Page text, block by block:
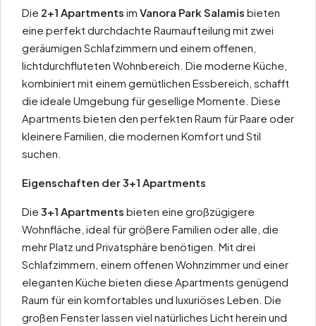
Die 2+1 Apartments im Vanora Park Salamis bieten
eine perfekt durchdachte Raumaufteilung mit zwei
geräumigen Schlafzimmern und einem offenen,
lichtdurchfluteten Wohnbereich. Die moderne Küche,
kombiniert mit einem gemütlichen Essbereich, schafft
die ideale Umgebung für gesellige Momente. Diese
Apartments bieten den perfekten Raum für Paare oder
kleinere Familien, die modernen Komfort und Stil
suchen.
Eigenschaften der 3+1 Apartments
Die 3+1 Apartments bieten eine großzügigere
Wohnfläche, ideal für größere Familien oder alle, die
mehr Platz und Privatsphäre benötigen. Mit drei
Schlafzimmern, einem offenen Wohnzimmer und einer
eleganten Küche bieten diese Apartments genügend
Raum für ein komfortables und luxuriöses Leben. Die
großen Fenster lassen viel natürliches Licht herein und